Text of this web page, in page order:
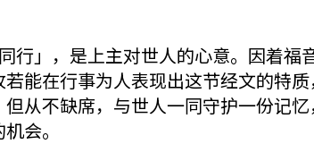
」，是上主对世人的心意。因着福
能在行事为人表现出这节经文的特
从不缺席，与世人一同守护一份记
会。